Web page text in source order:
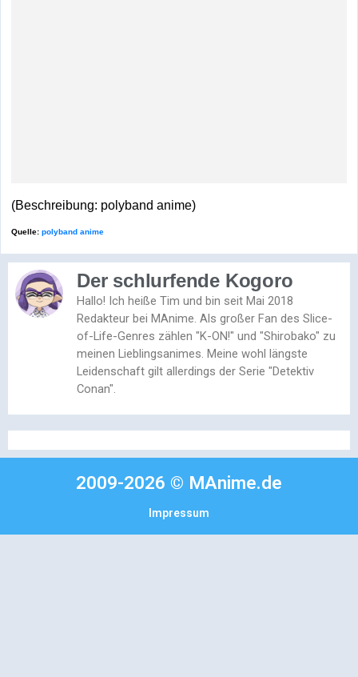
(Beschreibung: polyband anime)
Quelle: polyband anime
Der schlurfende Kogoro
Hallo! Ich heiße Tim und bin seit Mai 2018
Redakteur bei MAnime. Als großer Fan des Slice-
of-Life-Genres zählen "K-ON!" und "Shirobako" zu
meinen Lieblingsanimes. Meine wohl längste
Leidenschaft gilt allerdings der Serie "Detektiv
Conan".
2009-2026 © MAnime.de
Impressum